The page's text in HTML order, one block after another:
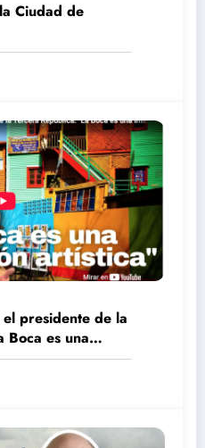
Ciudad de
presidente de la
Boca es una